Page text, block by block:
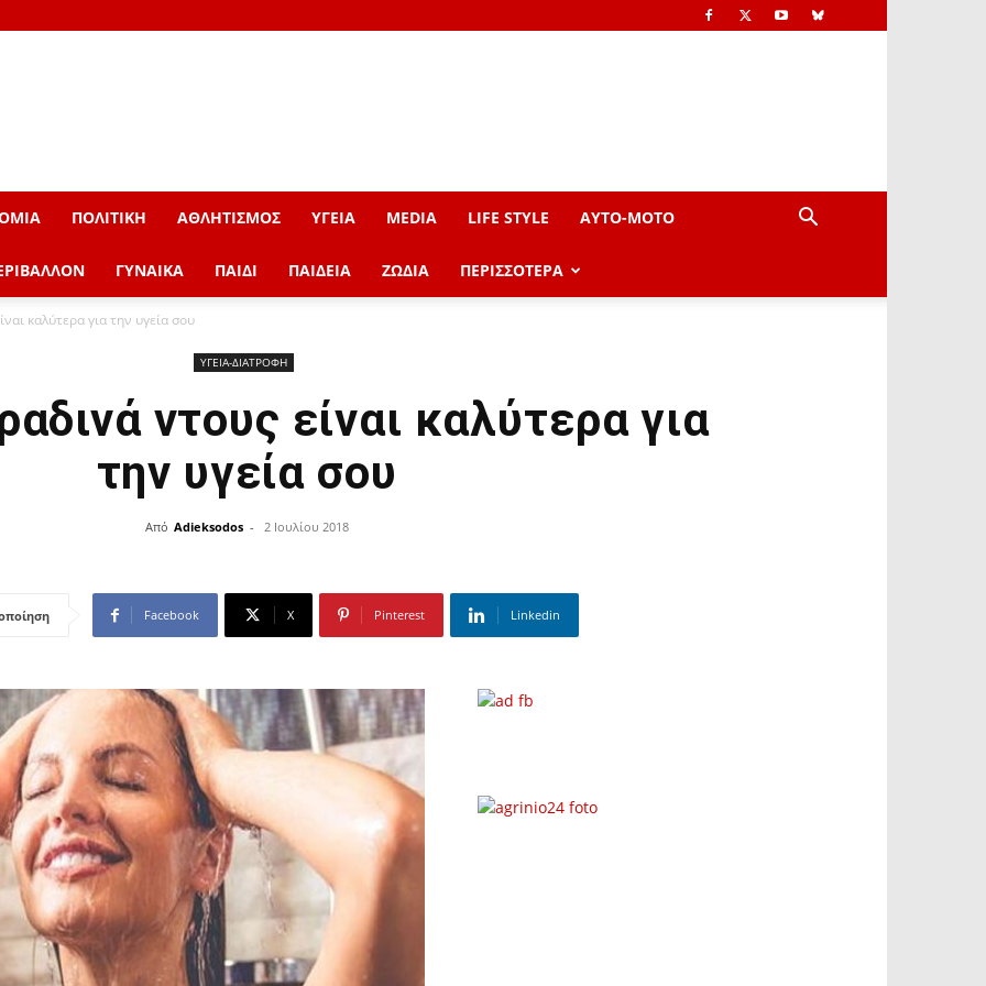
ΠΟΛΙΤΙΚΗ ΑΘΛΗΤΙΣΜΟΣ ΥΓΕΙΑ MEDIA LIFE STYLE AYTO-ΜOTO
ΓΥΝΑΙΚΑ ΠΑΙΔΙ ΠΑΙΔΕΙΑ ΖΩΔΙΑ ΠΕΡΙΣΣΟΤΕΡΑ
καλύτερα για την υγεία σου
ΥΓΕΙΑ-ΔΙΑΤΡΟΦΗ
ντους είναι καλύτερα για
την υγεία σου
Από Adieksodos - 2 Ιουλίου 2018
Facebook X Pinterest Linkedin